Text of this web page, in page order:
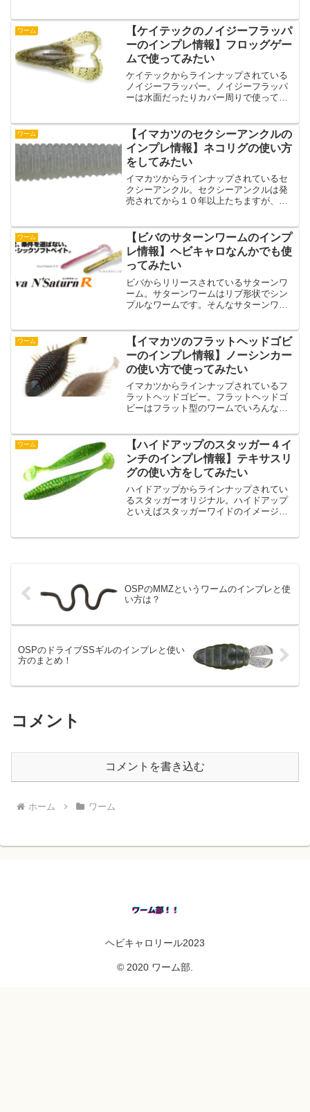
を増幅させています。素材面では、「バ
イズミックス」フレーバーと...
ワーム
【ケイテックのノイジーフラッパ
ーのインプレ情報】フロッグゲー
ムで使ってみたい
ケイテックからラインナップされている
ノイジーフラッパー。ノイジーフラッパ
ーは水面だったりカバー周りで使ってみ
ですが、フロッグゲームの釣りのローテ
ーションの１つとしてこの...
ワーム
【イマカツのセクシーアンクルの
インプレ情報】ネコリグの使い方
をしてみたい
イマカツからラインナップされているセ
クシーアンクル。セクシーアンクルは発
売されてから１０年以上たちますが、今
どんな特徴があるのでしょうか？という
ことで、この記事ではイマ...
ワーム
【ビバのサターンワームのインプ
レ情報】ヘビキャロなんかでも使
ってみたい
ビバからリリースされているサターンワ
ーム。サターンワームはリブ形状でシン
プルなワームです。そんなサターンワー
グに対応できちゃいます。なにより安
い。そんなビバのサターンワ...
ワーム
【イマカツのフラットヘッドゴビ
ーのインプレ情報】ノーシンカー
の使い方で使ってみたい
イマカツからラインナップされているフ
ラットヘッドゴビー。フラットヘッドゴ
ビーはフラット型のワームでいろんなリ
ォールという感じですが、フラットヘッ
ドゴビーはどういった特徴を...
ワーム
【ハイドアップのスタッガー４イ
ンチのインプレ情報】テキサスリ
グの使い方をしてみたい
ハイドアップからラインナップされてい
るスタッガーオリジナル。ハイドアップ
といえばスタッガーワイドのイメージが
OSPのMMZというワームのインプレと使
い方は？
OSPのドライブSSギルのインプレと使い
方のまとめ！
コメント
コメントを書き込む
ホーム ワーム
ヘビキャロリール2023
© 2020 ワーム部.